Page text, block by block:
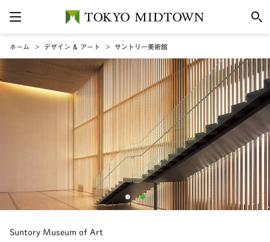
ホーム デザイン & アート サントリー美術館
Suntory Museum of Art